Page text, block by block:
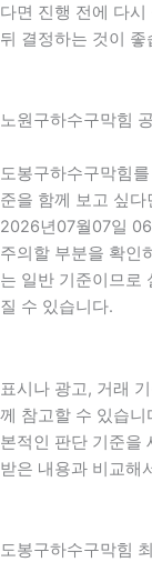
다면 진행 전에 다
뒤 결정하는 것이
노원구하수구막힘
도봉구하수구막힘
준을 함께 보고 싶다
2026년07월07일
주의할 부분을 확인
는 일반 기준이므로
질 수 있습니다.
표시나 광고, 거래
께 참고할 수 있습
본적인 판단 기준을
받은 내용과 비교해
도봉구하수구막힘